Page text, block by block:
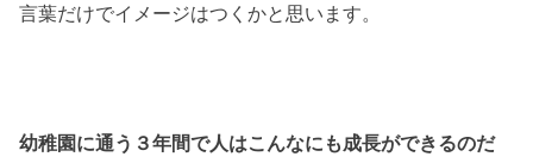
言葉だけでイメージはつくかと思います。
幼稚園に通う３年間で人はこんなにも成長ができるのだ